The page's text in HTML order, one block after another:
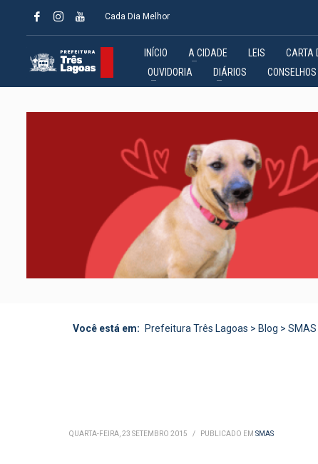
Cada Dia Melhor
INÍCIO A CIDADE LEIS CARTA
OUVIDORIA
DIÁRIOS CONSELHOS
Você está em: Prefeitura Três Lagoas > Blog > SMAS
QUARTA-FEIRA, 23 SETEMBRO 2015 / PUBLICADO EM SMAS